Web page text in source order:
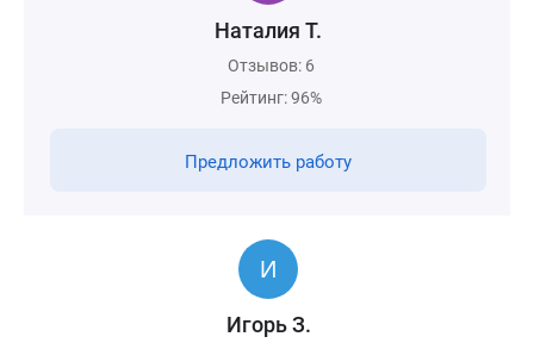
Наталия Т.
Отзывов: 6
Рейтинг: 96%
Предложить работу
Игорь З.